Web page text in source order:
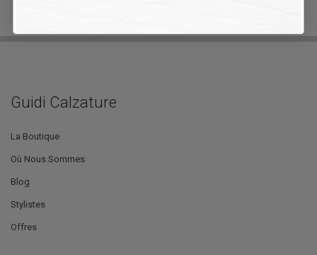
Guidi Calzature
La Boutique
Où Nous Sommes
Blog
Stylistes
Offres